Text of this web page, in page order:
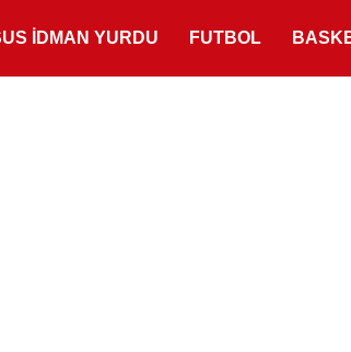
İDMAN YURDU FUTBOL